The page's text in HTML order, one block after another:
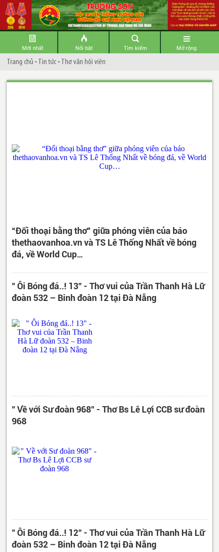
Mới nhất Nổi bật Tìm kiếm Mở rộng
Trang chủ -Tin tức-Thơ văn hội viên
“Đối thoại bằng thơ” giữa phóng viên của báo
thethaovanhoa.vn và TS Lê Thống Nhất về bóng
đá, về World Cup…
" Ôi Bóng đá..! 13" - Thơ vui của Trần Thanh Hà Lữ
đoàn 532 – Binh đoàn 12 tại Đà Nẵng
" Về với Sư đoàn 968" - Thơ Bs Lê Lợi CCB sư đoàn
968
" Ôi Bóng đá..! 12" - Thơ vui của Trần Thanh Hà Lữ
đoàn 532 – Binh đoàn 12 tại Đà Nẵng